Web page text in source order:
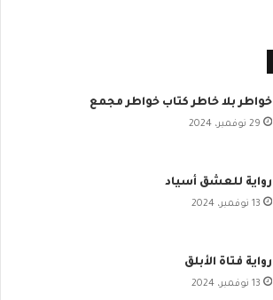
خواطر بلا خاطر كتاب خواطر مجمع
29 نوفمبر، 2024
رواية للعشق أسياد
13 نوفمبر، 2024
رواية فتاة الأبلق
13 نوفمبر، 2024